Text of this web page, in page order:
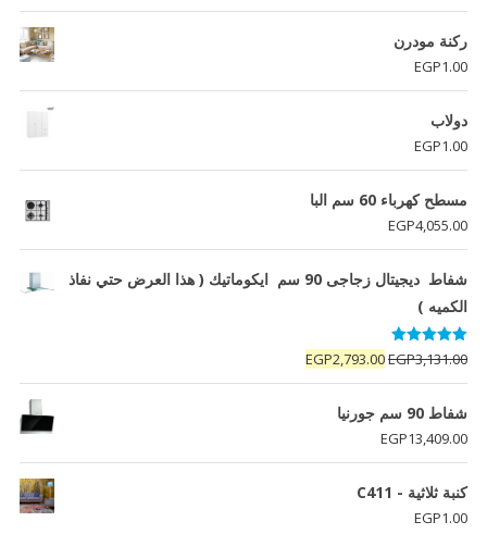
ركنة مودرن
EGP1.00
دولاب
EGP1.00
مسطح كهرباء 60 سم البا
EGP4,055.00
شفاط ديجيتال زجاجى 90 سم ايكوماتيك ( هذا العرض حتي نفاذ
الكميه )
تم التقييم
5.00 من 5EGP3,131.00
السعر
الأصلي
هو:
EGP3,131.00.
EGP2,793.00
السعر
الحالي
شفاط 90 سم جورنيا
EGP13,409.00
كنبة ثلاثية - C411
EGP1.00